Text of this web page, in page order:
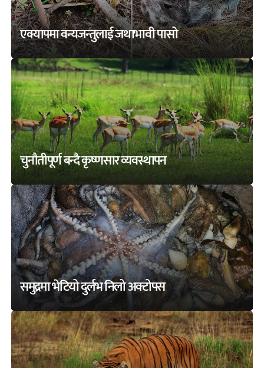
एक्यापमा वन्यजन्तुलाई जथाभावी पासो
चुनौतीपूर्ण बन्दै कृष्णसार व्यवस्थापन
समुद्रमा भेटियो दुर्लभ निलो अक्टोपस